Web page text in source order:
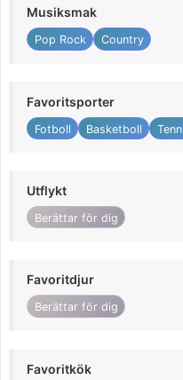
Musiksmak
Pop Rock Country
Favoritsporter
Fotboll Basketboll
Utflykt
Berättar för dig
Favoritdjur
Berättar för dig
Favoritkök